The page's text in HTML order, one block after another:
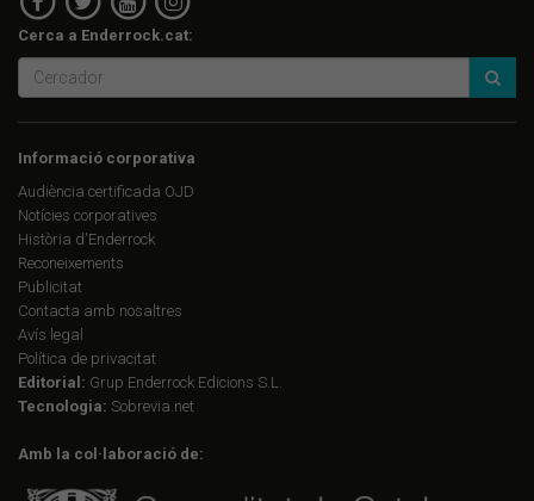
Cerca a Enderrock.cat:
Informació corporativa
Audiència certificada OJD
Notícies corporatives
Història d'Enderrock
Reconeixements
Publicitat
Contacta amb nosaltres
Avís legal
Política de privacitat
Editorial: Grup Enderrock Edicions S.L.
Tecnologia: Sobrevia.net
Amb la col·laboració de: